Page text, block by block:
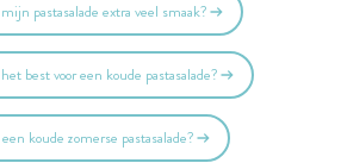
pastasalade extra veel smaak?
best voor een koude pastasalade?
koude zomerse pastasalade?